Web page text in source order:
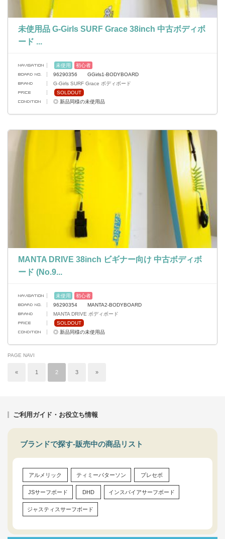
未使用品 G-Girls SURF Grace 38inch 中古ボディボ
ード ...
未使用
初心者
96290356 GGirls1-BODYBOARD
G-Girls SURF Grace ボディボード
SOLDOUT
◎ 新品同様の未使用品
MANTA DRIVE 38inch ビギナー向け 中古ボディボ
ード (No.9...
未使用
初心者
96290354 MANTA2-BODYBOARD
MANTA DRIVE ボディボード
SOLDOUT
◎ 新品同様の未使用品
PAGE NAVI
« 1 2 3 »
ご利用ガイド・お役立ち情報
ブランドで探す-販売中の商品リスト
アルメリック ティミーパターソン プレセボ
JSサーフボード DHD インスパイアサーフボード
ジャスティスサーフボード